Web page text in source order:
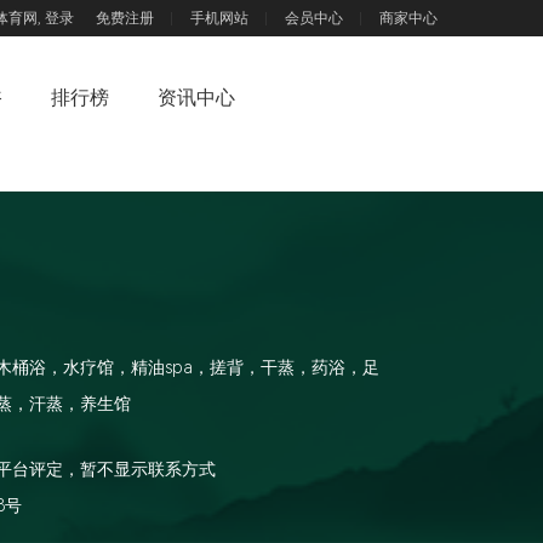
育网, 登录 免费注册 手机网站 会员中心 商家中心
排行榜 资讯中心
桶浴，水疗馆，精油spa，搓背，干蒸，药浴，足
，汗蒸，养生馆
台评定，暂不显示联系方式
号